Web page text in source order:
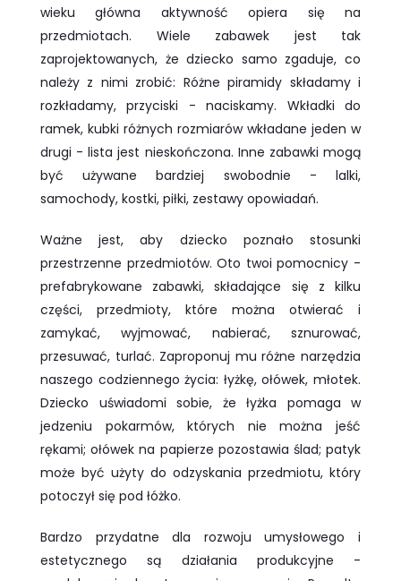
wieku główna aktywność opiera się na
przedmiotach. Wiele zabawek jest tak
zaprojektowanych, że dziecko samo zgaduje, co
należy z nimi zrobić: Różne piramidy składamy i
rozkładamy, przyciski - naciskamy. Wkładki do
ramek, kubki różnych rozmiarów wkładane jeden w
drugi - lista jest nieskończona. Inne zabawki mogą
być używane bardziej swobodnie - lalki,
samochody, kostki, piłki, zestawy opowiadań.
Ważne jest, aby dziecko poznało stosunki
przestrzenne przedmiotów. Oto twoi pomocnicy -
prefabrykowane zabawki, składające się z kilku
części, przedmioty, które można otwierać i
zamykać, wyjmować, nabierać, sznurować,
przesuwać, turlać. Zaproponuj mu różne narzędzia
naszego codziennego życia: łyżkę, ołówek, młotek.
Dziecko uświadomi sobie, że łyżka pomaga w
jedzeniu pokarmów, których nie można jeść
rękami; ołówek na papierze pozostawia ślad; patyk
może być użyty do odzyskania przedmiotu, który
potoczył się pod łóżko.
Bardzo przydatne dla rozwoju umysłowego i
estetycznego są działania produkcyjne -